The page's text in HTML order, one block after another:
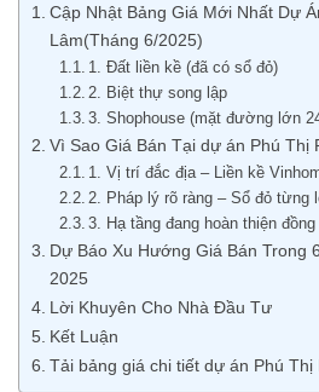
Cập Nhật Bảng Giá Mới Nhất Dự
Lâm(Tháng 6/2025)
1. Đất liền kề (đã có sổ đỏ)
2. Biệt thự song lập
3. Shophouse (mặt đường lớn
Vì Sao Giá Bán Tại dự án Phú Thị
1. Vị trí đắc địa – Liền kề
2. Pháp lý rõ ràng – Sổ đỏ từng
3. Hạ tầng đang hoàn thiện đồng
Dự Báo Xu Hướng Giá Bán Trong
2025
Lời Khuyên Cho Nhà Đầu Tư
Kết Luận
Tải bảng giá chi tiết dự án Phú Thị